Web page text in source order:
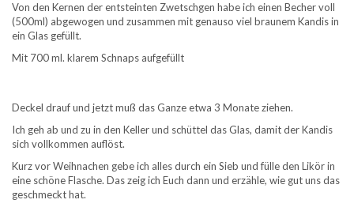
Von den Kernen der entsteinten Zwetschgen habe ich einen Becher voll
(500ml) abgewogen und zusammen mit genauso viel braunem Kandis in
ein Glas gefüllt.
Mit 700 ml. klarem Schnaps aufgefüllt
Deckel drauf und jetzt muß das Ganze etwa 3 Monate ziehen.
Ich geh ab und zu in den Keller und schüttel das Glas, damit der Kandis
sich vollkommen auflöst.
Kurz vor Weihnachen gebe ich alles durch ein Sieb und fülle den Likör in
eine schöne Flasche. Das zeig ich Euch dann und erzähle, wie gut uns das
geschmeckt hat.